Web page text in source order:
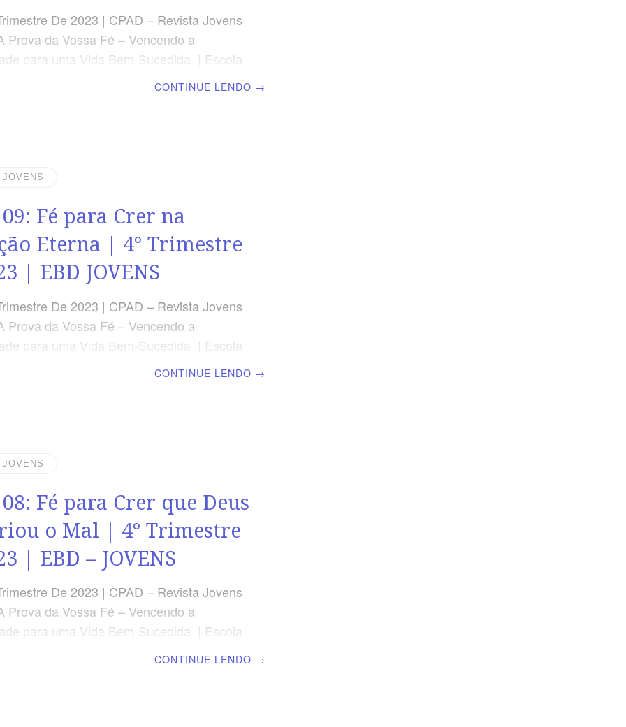
De 2023 | CPAD – Revista Jovens
Prova da Vossa Fé – Vencendo a
para uma Vida Bem-Sucedida | Escola
objetivo revelar a grandeza do Senhor.
tempoTERÇA – 2 Rs 41
CONTINUE LENDO →
JOVENS
Fé para Crer na
Eterna | 4° Trimestre
| EBD JOVENS
De 2023 | CPAD – Revista Jovens
Prova da Vossa Fé – Vencendo a
para uma Vida Bem-Sucedida | Escola
eterna. LEITURA SEMANAL SEGUNDA
SalvadorQUARTA – At
CONTINUE LENDO →
JOVENS
Fé para Crer que Deus
o Mal | 4° Trimestre
| EBD – JOVENS
De 2023 | CPAD – Revista Jovens
Prova da Vossa Fé – Vencendo a
para uma Vida Bem-Sucedida | Escola
CONTINUE LENDO →